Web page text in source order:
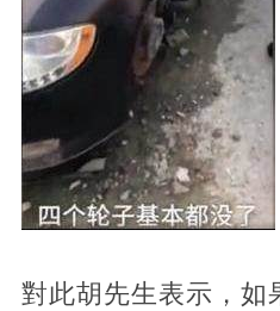
對此胡先生表示，如